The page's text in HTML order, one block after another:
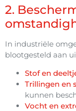
2.
In industriële
blootgesteld aan
Stof en
Trillingen en
kunnen
Vocht en